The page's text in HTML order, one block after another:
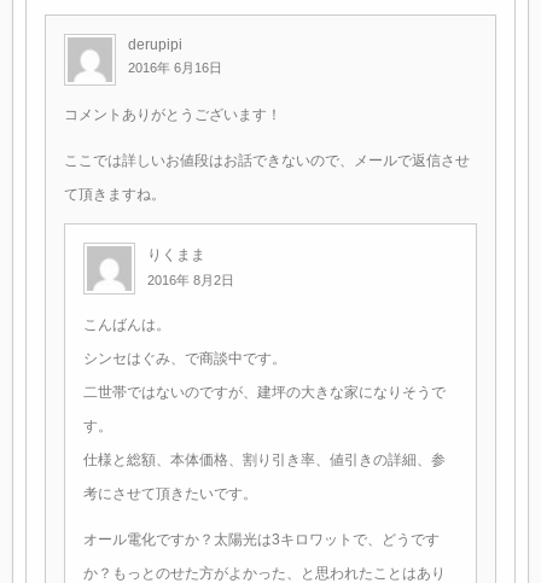
derupipi
2016年 6月16日
コメントありがとうございます！
ここでは詳しいお値段はお話できないので、メールで返信させ
て頂きますね。
りくまま
2016年 8月2日
こんばんは。
シンセはぐみ、で商談中です。
二世帯ではないのですが、建坪の大きな家になりそうで
す。
仕様と総額、本体価格、割り引き率、値引きの詳細、参
考にさせて頂きたいです。
オール電化ですか？太陽光は3キロワットで、どうです
か？もっとのせた方がよかった、と思われたことはあり